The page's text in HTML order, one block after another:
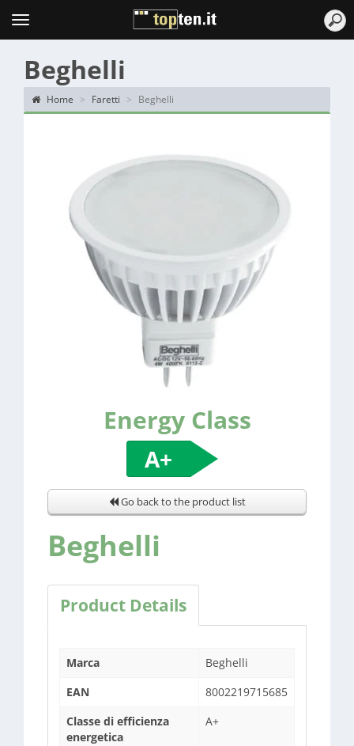
Topten
Menu
Beghelli
Home Faretti Beghelli
Energy Class
A+
Go back to the product list
Beghelli
Product Details
Marca
Beghelli
EAN
8002219715685
Classe di efficienza
energetica
A+